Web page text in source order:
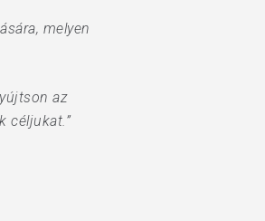
melyen
az
céljukat.”